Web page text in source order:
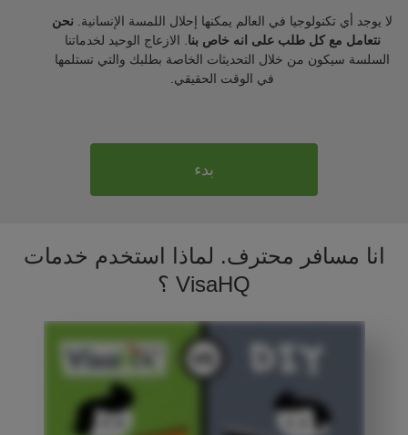
لا يوجد أي تكنولوجيا في العالم يمكنها إحلال اللمسة الإنسانية. نحن
نتعامل مع كل طلب على انه خاص بنا . الازعاج الوحيد لخدماتنا
السلسة سيكون من خلال التحديثات الخاصة بطلبك والتي تستلمها
في الوقت الحقيقي.
بدء
انا مسافر محترف. لماذا استخدم خدمات
VisaHQ ؟